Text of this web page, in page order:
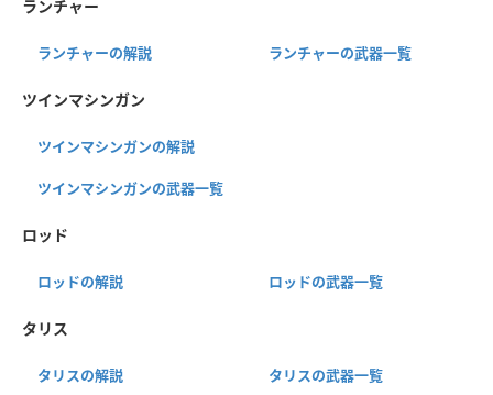
ランチャー
ランチャーの解説 ランチャーの武器一覧
ツインマシンガン
ツインマシンガンの解説
ツインマシンガンの武器一覧
ロッド
ロッドの解説 ロッドの武器一覧
タリス
タリスの解説 タリスの武器一覧